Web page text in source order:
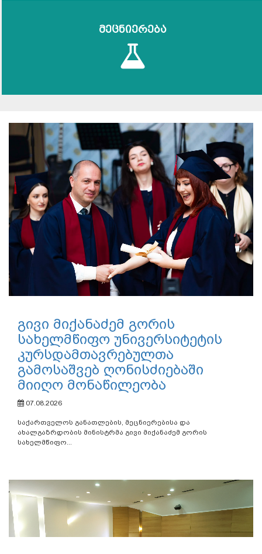
მეცნიერება
გივი მიქანაძემ გორის
სახელმწიფო უნივერსიტეტის
კურსდამთავრებულთა
გამოსაშვებ ღონისძიებაში
მიიღო მონაწილეობა
07.08.2026
საქართველოს განათლების, მეცნიერებისა და
ახალგაზრდობის მინისტრმა გივი მიქანაძემ გორის
სახელმწიფო...